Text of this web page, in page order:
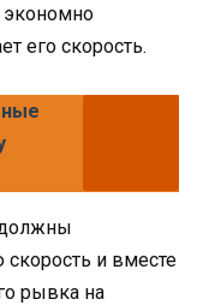
экономно
его скорость.
и вместе
рывка на